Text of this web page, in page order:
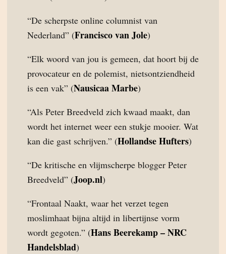
“De scherpste online columnist van
Nederland” (Francisco van Jole)
“Elk woord van jou is gemeen, dat hoort bij de
provocateur en de polemist, nietsontziendheid
is een vak” (Nausicaa Marbe)
“Als Peter Breedveld zich kwaad maakt, dan
wordt het internet weer een stukje mooier. Wat
kan die gast schrijven.” (Hollandse Hufters)
“De kritische en vlijmscherpe blogger Peter
Breedveld” (Joop.nl)
“Frontaal Naakt, waar het verzet tegen
moslimhaat bijna altijd in libertijnse vorm
wordt gegoten.” (Hans Beerekamp – NRC
Handelsblad)